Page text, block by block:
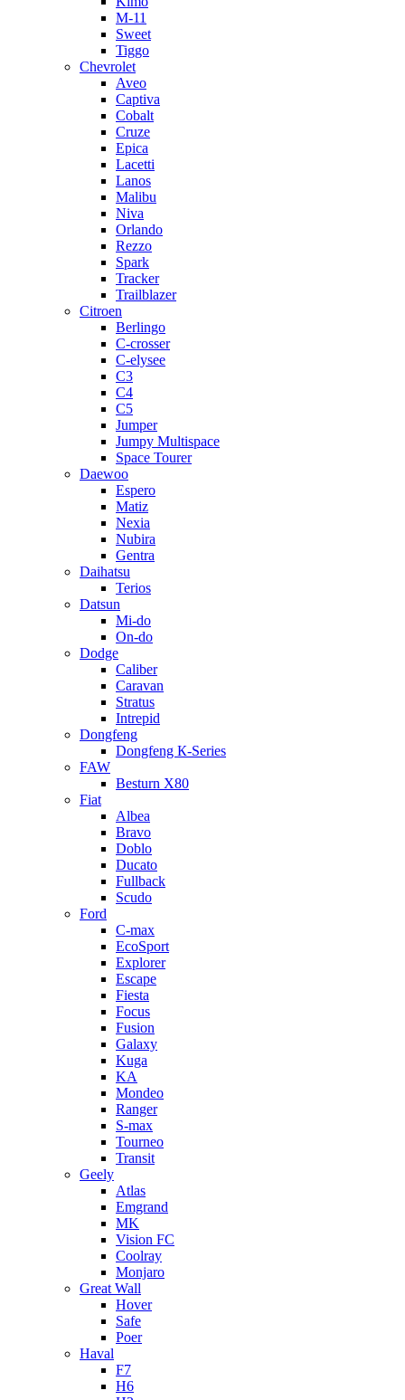
M-11
Sweet
Tiggo
Chevrolet
Aveo
Captiva
Cobalt
Cruze
Epica
Lacetti
Lanos
Malibu
Niva
Orlando
Rezzo
Spark
Tracker
Trailblazer
Citroen
Berlingo
C-crosser
C-elysee
C3
C4
C5
Jumper
Jumpy Multispace
Space Tourer
Daewoo
Espero
Matiz
Nexia
Nubira
Gentra
Daihatsu
Terios
Datsun
Mi-do
On-do
Dodge
Caliber
Caravan
Stratus
Intrepid
Dongfeng
Dongfeng К-Series
FAW
Besturn Х80
Fiat
Albea
Bravo
Doblo
Ducato
Fullback
Scudo
Ford
C-max
EcoSport
Explorer
Escape
Fiesta
Focus
Fusion
Galaxy
Kuga
KA
Mondeo
Ranger
S-max
Tourneo
Transit
Geely
Atlas
Emgrand
MK
Vision FC
Coolray
Monjaro
Great Wall
Hover
Safe
Poer
Haval
F7
H6